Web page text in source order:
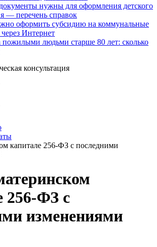
нужны для оформления детского
— перечень справок
оформить субсидию на коммунальные
Интернет
пожилыми людьми старше 80 лет: сколько
консультация
капитале 256-ФЗ с последними
256-ФЗ с
изменениями